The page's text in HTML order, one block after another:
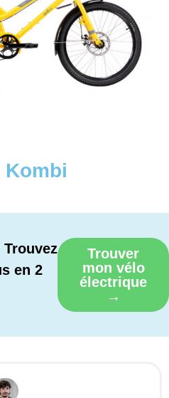
Kombi
en 2
Trouver
mon vélo
électrique
→